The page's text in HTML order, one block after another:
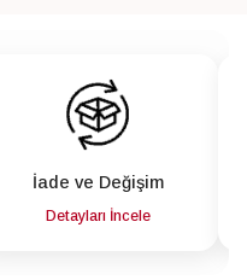
İade ve Değişim
Detayları İncele